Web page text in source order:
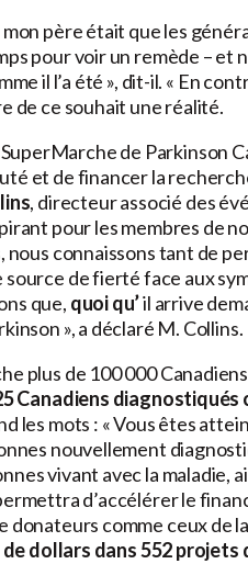
mon père était que les
pour voir un remède – et
il l’a été », dit-il. « En
de ce souhait une réalité.
de Parkinson
et de financer la
, directeur associé des
pour les membres de
nous connaissons tant de
de fierté face aux
que, quoi qu’il arrive
», a déclaré M. Collins.
plus de 100 000
Canadiens diagnostiqués
les mots : « Vous êtes
nouvellement
vivant avec la maladie,
d’accélérer le
donateurs comme ceux de
de dollars dans 552 projets